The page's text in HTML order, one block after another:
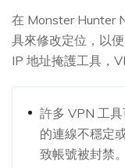
在 Monster Hunter
具來修改定位，以
IP 地址掩護工具，
許多 VPN 工
的連線不穩定
致帳號被封禁。